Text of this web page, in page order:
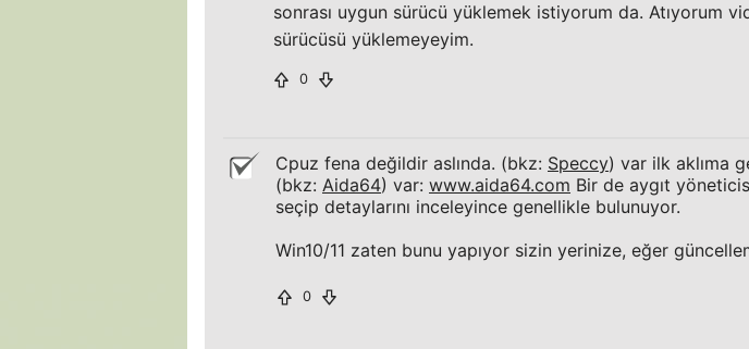
sonrası uygun sürücü yüklemek istiyorum da. Atıyorum
sürücüsü yüklemeyeyim.
0
Cpuz fena değildir aslında. (bkz: Speccy) var ilk aklıma
(bkz: Aida64) var: www.aida64.com Bir de aygıt
seçip detaylarını inceleyince genellikle bulunuyor.
Win10/11 zaten bunu yapıyor sizin yerinize, eğer
0